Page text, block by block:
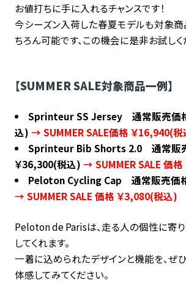
お値打ちに手に入れるチャンスです！
今シーズン入荷した春夏モデルも対象商
ちろん可能です、この機会に是非お試しく
【SUMMER SALE対象商品一例】
Sprinteur SS Jersey 通常販売価
込) → SUMMER SALE価格 ￥16,940(税
Sprinteur Bib Shorts 2.0 通常販
￥36,300(税込) → SUMMER SALE 価
Peloton Cycling Cap 通常販売価
→ SUMMER SALE 価格 ￥3,080(税込)
Peloton de Parisは、走る人の個性に寄
してくれます。
一着に込められたデザインと機能を、ぜ
体感してみてください。